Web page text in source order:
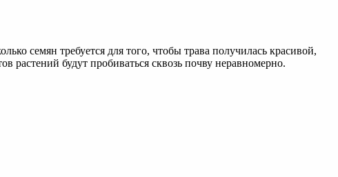
семян требуется для того, чтобы трава получилась красивой,
растений будут пробиваться сквозь почву неравномерно.